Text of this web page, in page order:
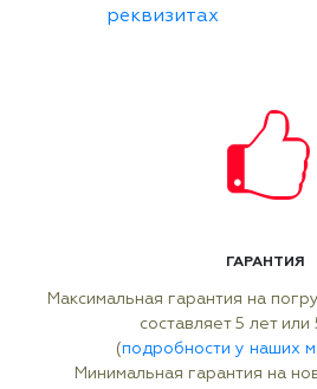
реквизитах
ГАРАНТИЯ
Максимальная гарантия на
составляет 5 лет
(подробности у наших
Минимальная гарантия на